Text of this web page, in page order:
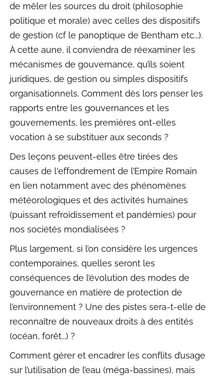
de mêler les sources du droit (philosophie
politique et morale) avec celles des dispositifs
de gestion (cf le panoptique de Bentham etc...).
À cette aune, il conviendra de réexaminer les
mécanismes de gouvernance, qu’ils soient
juridiques, de gestion ou simples dispositifs
organisationnels. Comment dès lors penser les
rapports entre les gouvernances et les
gouvernements, les premières ont-elles
vocation à se substituer aux seconds ?
Des leçons peuvent-elles être tirées des
causes de l'effondrement de l’Empire Romain
en lien notamment avec des phénomènes
météorologiques et des activités humaines
(puissant refroidissement et pandémies) pour
nos sociétés mondialisées ?
Plus largement, si l’on considère les urgences
contemporaines, quelles seront les
conséquences de l’évolution des modes de
gouvernance en matière de protection de
l’environnement ? Une des pistes sera-t-elle de
reconnaître de nouveaux droits à des entités
(océan, forêt...) ?
Comment gérer et encadrer les conflits d’usage
sur l’utilisation de l’eau (méga-bassines), mais